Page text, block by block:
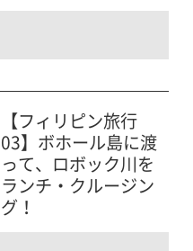
【フィリピン旅行
03】ボホール島に渡
って、ロボック川を
ランチ・クルージン
グ！